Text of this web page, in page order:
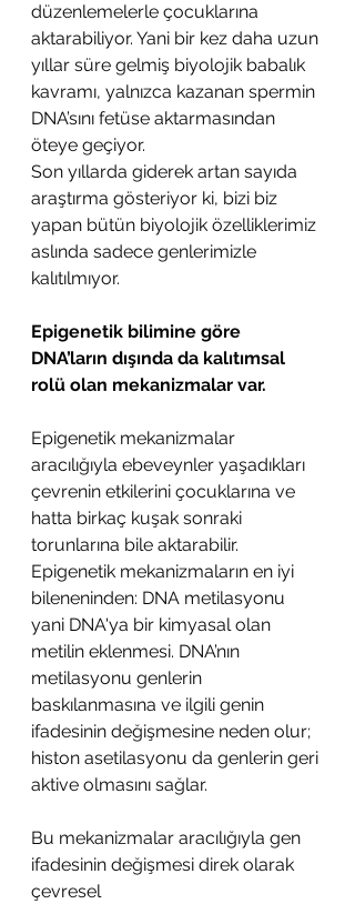
düzenlemelerle çocuklarına
aktarabiliyor. Yani bir kez daha uzun
yıllar süre gelmiş biyolojik babalık
kavramı, yalnızca kazanan spermin
DNA’sını fetüse aktarmasından
öteye geçiyor.
Son yıllarda giderek artan sayıda
araştırma gösteriyor ki, bizi biz
yapan bütün biyolojik özelliklerimiz
aslında sadece genlerimizle
kalıtılmıyor.
Epigenetik bilimine göre
DNA’ların dışında da kalıtımsal
rolü olan mekanizmalar var.
Epigenetik mekanizmalar
aracılığıyla ebeveynler yaşadıkları
çevrenin etkilerini çocuklarına ve
hatta birkaç kuşak sonraki
torunlarına bile aktarabilir.
Epigenetik mekanizmaların en iyi
bileneninden: DNA metilasyonu
yani DNA'ya bir kimyasal olan
metilin eklenmesi. DNA’nın
metilasyonu genlerin
baskılanmasına ve ilgili genin
ifadesinin değişmesine neden olur;
histon asetilasyonu da genlerin geri
aktive olmasını sağlar.
Bu mekanizmalar aracılığıyla gen
ifadesinin değişmesi direk olarak
çevresel